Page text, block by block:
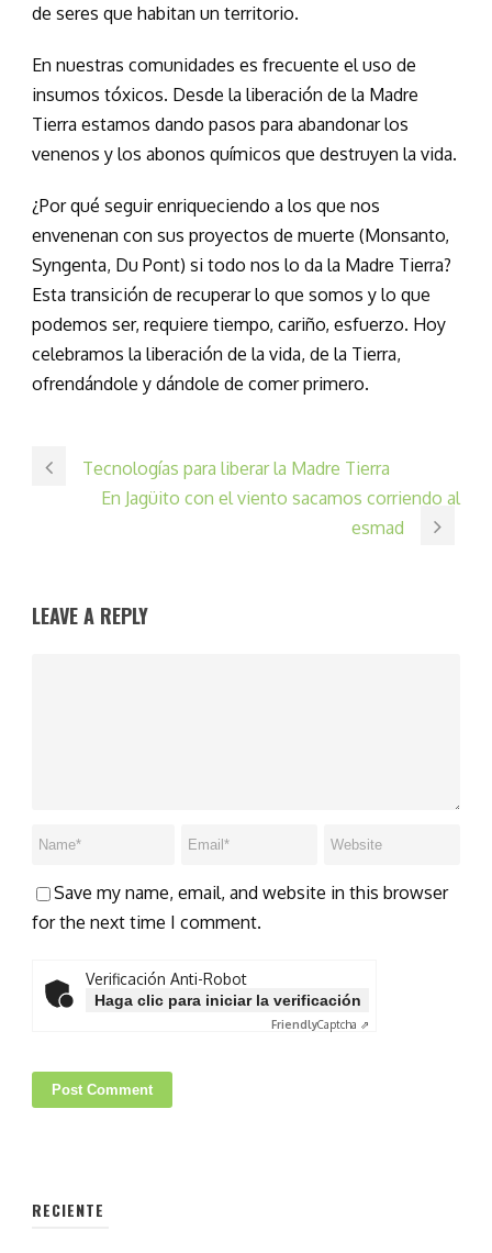
de seres que habitan un territorio.
En nuestras comunidades es frecuente el uso de
insumos tóxicos. Desde la liberación de la Madre
Tierra estamos dando pasos para abandonar los
venenos y los abonos químicos que destruyen la vida.
¿Por qué seguir enriqueciendo a los que nos
envenenan con sus proyectos de muerte (Monsanto,
Syngenta, Du Pont) si todo nos lo da la Madre Tierra?
Esta transición de recuperar lo que somos y lo que
podemos ser, requiere tiempo, cariño, esfuerzo. Hoy
celebramos la liberación de la vida, de la Tierra,
ofrendándole y dándole de comer primero.
Tecnologías para liberar la Madre Tierra
En Jagüito con el viento sacamos corriendo al
esmad
LEAVE A REPLY
Save my name, email, and website in this browser
for the next time I comment.
Verificación Anti-Robot
Haga clic para iniciar la verificación
FriendlyCaptcha ⇗
RECIENTE